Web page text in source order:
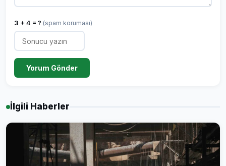
3 + 4 = ? (spam koruması)
Yorum Gönder
İlgili Haberler